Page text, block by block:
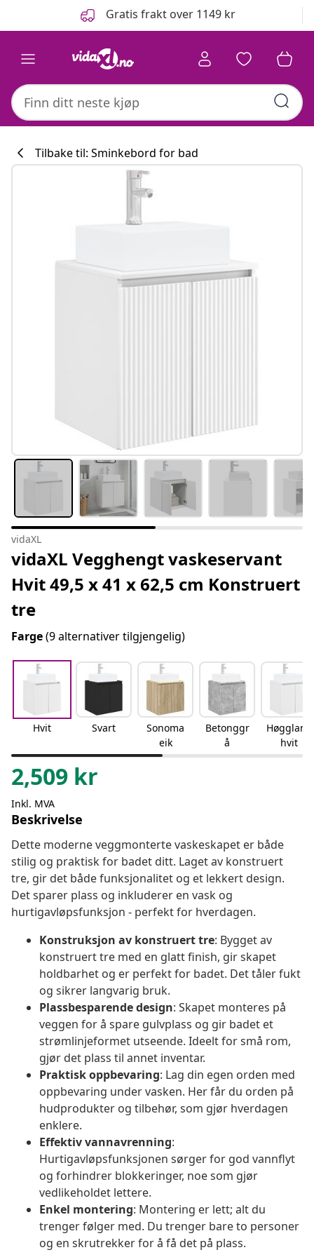
Gratis frakt over 1149 kr
Tilbake til: Sminkebord for bad
vidaXL
vidaXL Vegghengt vaskeservant
Hvit 49,5 x 41 x 62,5 cm Konstruert
tre
Farge(9 alternativer tilgjengelig)
Hvit Svart
Sonoma
eik
Betonggr
å
Høgglans
hvit
2,509 kr
Inkl. MVA
Beskrivelse
Dette moderne veggmonterte vaskeskapet er både
stilig og praktisk for badet ditt. Laget av konstruert
tre, gir det både funksjonalitet og et lekkert design.
Det sparer plass og inkluderer en vask og
hurtigavløpsfunksjon - perfekt for hverdagen.
Konstruksjon av konstruert tre: Bygget av
konstruert tre med en glatt finish, gir skapet
holdbarhet og er perfekt for badet. Det tåler fukt
og sikrer langvarig bruk.
Plassbesparende design: Skapet monteres på
veggen for å spare gulvplass og gir badet et
strømlinjeformet utseende. Ideelt for små rom,
gjør det plass til annet inventar.
Praktisk oppbevaring: Lag din egen orden med
oppbevaring under vasken. Her får du orden på
hudprodukter og tilbehør, som gjør hverdagen
enklere.
Effektiv vannavrenning:
Hurtigavløpsfunksjonen sørger for god vannflyt
og forhindrer blokkeringer, noe som gjør
vedlikeholdet lettere.
Enkel montering: Montering er lett; alt du
trenger følger med. Du trenger bare to personer
og en skrutrekker for å få det på plass.